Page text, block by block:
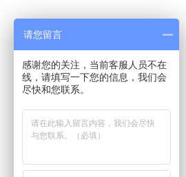
请您留言
感谢您的关注，当前客服人员不在
线，请填写一下您的信息，我们会
尽快和您联系。